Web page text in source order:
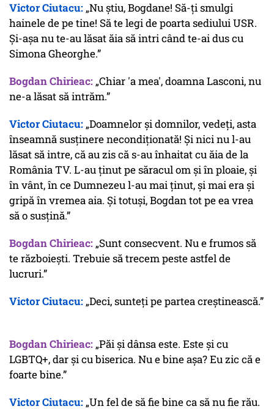
Victor Ciutacu: „Nu știu, Bogdane! Să-ți smulgi
hainele de pe tine! Să te legi de poarta sediului USR.
Și-așa nu te-au lăsat ăia să intri când te-ai dus cu
Simona Gheorghe.”
Bogdan Chirieac: „Chiar 'a mea', doamna Lasconi, nu
ne-a lăsat să intrăm.”
Victor Ciutacu: „Doamnelor și domnilor, vedeți, asta
înseamnă susținere necondiționată! Și nici nu l-au
lăsat să intre, că au zis că s-au înhaitat cu ăia de la
România TV. L-au ținut pe săracul om și în ploaie, și
în vânt, în ce Dumnezeu l-au mai ținut, și mai era și
gripă în vremea aia. Și totuși, Bogdan tot pe ea vrea
să o susțină.”
Bogdan Chirieac: „Sunt consecvent. Nu e frumos să
te războiești. Trebuie să trecem peste astfel de
lucruri.”
Victor Ciutacu: „Deci, sunteți pe partea creștinească.”
Bogdan Chirieac: „Păi și dânsa este. Este și cu
LGBTQ+, dar și cu biserica. Nu e bine așa? Eu zic că e
foarte bine.”
Victor Ciutacu: „Un fel de să fie bine ca să nu fie rău.